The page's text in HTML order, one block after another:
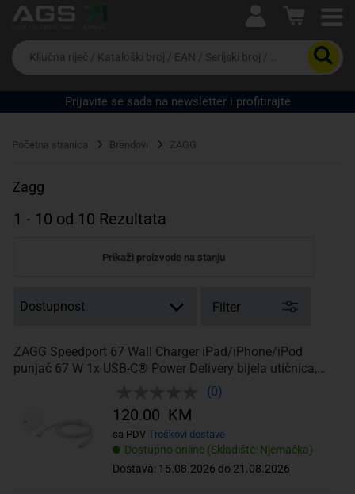
Ova postavka prilagođava asortiman proizvoda i
cijene vašim potrebama.
Da
biste
potražili
proizvod,
unesite
riječ,
EAN
serijski
Prijavite se sada na newsletter i profitirajte
Početna stranica Brendovi ZAGG
Zagg
1 - 10 od 10 Rezultata
Prikaži proizvode na stanju
Filter
ZAGG Speedport 67 Wall Charger iPad/iPhone/iPod
punjač 67 W 1x USB-C® Power Delivery bijela utičnica,
(0)
Dostupno online (Skladište: Njemačka)
Dostava: 15.08.2026 do 21.08.2026
120.00 KM
sa PDV Troškovi dostave